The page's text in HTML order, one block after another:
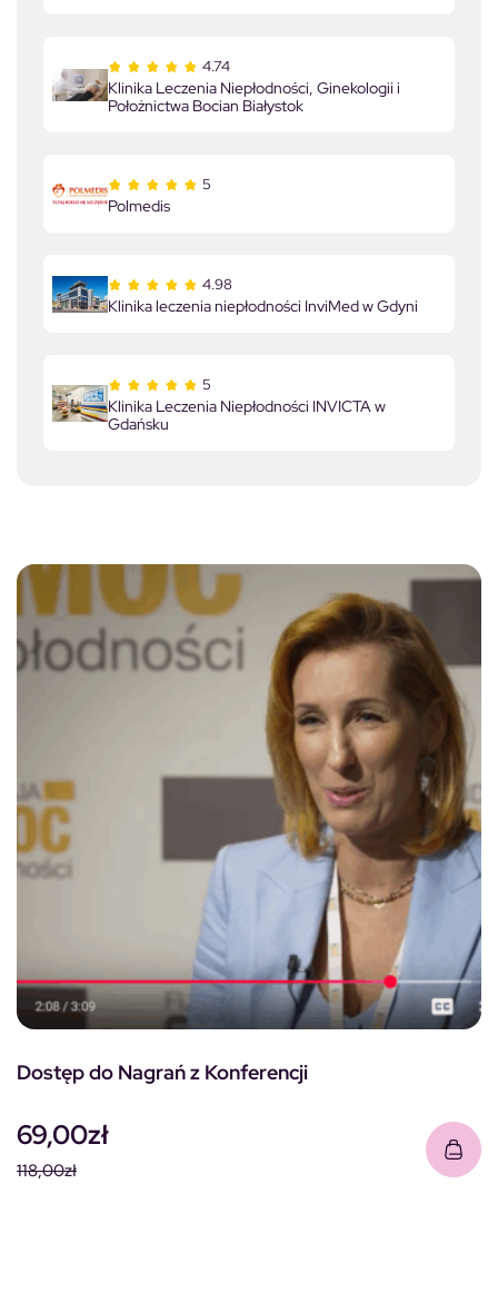
4.74
Klinika Leczenia Niepłodności, Ginekologii i
Położnictwa Bocian Białystok
5
Polmedis
4.98
Klinika leczenia niepłodności InviMed w Gdyni
5
Klinika Leczenia Niepłodności INVICTA w
Gdańsku
Dostęp do Nagrań z Konferencji
118,00zł
69,00zł